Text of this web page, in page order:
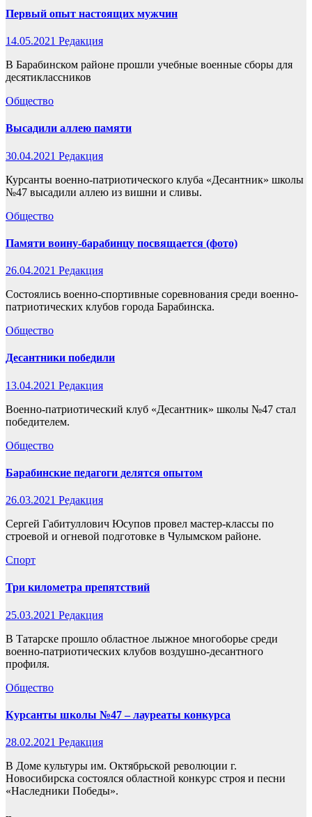
Первый опыт настоящих мужчин
14.05.2021 Редакция
В Барабинском районе прошли учебные военные сборы для
десятиклассников
Общество
Высадили аллею памяти
30.04.2021 Редакция
Курсанты военно-патриотического клуба «Десантник» школы
№47 высадили аллею из вишни и сливы.
Общество
Памяти воину-барабинцу посвящается (фото)
26.04.2021 Редакция
Состоялись военно-спортивные соревнования среди военно-
патриотических клубов города Барабинска.
Общество
Десантники победили
13.04.2021 Редакция
Военно-патриотический клуб «Десантник» школы №47 стал
победителем.
Общество
Барабинские педагоги делятся опытом
26.03.2021 Редакция
Сергей Габитуллович Юсупов провел мастер-классы по
строевой и огневой подготовке в Чулымском районе.
Спорт
Три километра препятствий
25.03.2021 Редакция
В Татарске прошло областное лыжное многоборье среди
военно-патриотических клубов воздушно-десантного
профиля.
Общество
Курсанты школы №47 – лауреаты конкурса
28.02.2021 Редакция
В Доме культуры им. Октябрьской революции г.
Новосибирска состоялся областной конкурс строя и песни
«Наследники Победы».